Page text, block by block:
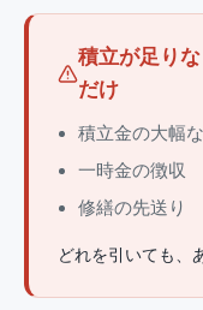
積立が足り
だけ
積立金の大幅
一時金の徴収
修繕の先送り
どれを引いても、